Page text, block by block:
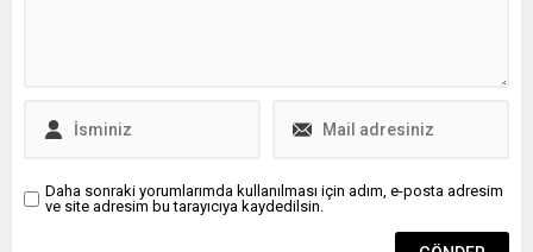
Daha sonraki yorumlarımda kullanılması için adım, e-posta adresim
ve site adresim bu tarayıcıya kaydedilsin.